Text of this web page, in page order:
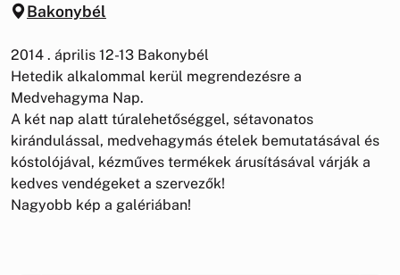
Bakonybél
2014 . április 12-13 Bakonybél
Hetedik alkalommal kerül megrendezésre a
Medvehagyma Nap.
A két nap alatt túralehetőséggel, sétavonatos
kirándulással, medvehagymás ételek bemutatásával és
kóstolójával, kézműves termékek árusításával várják a
kedves vendégeket a szervezők!
Nagyobb kép a galériában!